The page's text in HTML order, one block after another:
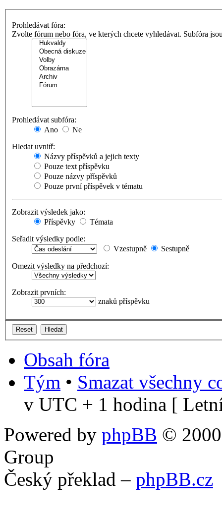
Prohledávat fóra:
Zvolte fórum nebo fóra, ve kterých chcete vyhledávat. Subfóra
Prohledávat subfóra:
Ano
Ne
Hledat uvnitř:
Názvy příspěvků a jejich texty
Pouze text příspěvku
Pouze názvy příspěvků
Pouze první příspěvek v tématu
Zobrazit výsledek jako:
Příspěvky
Témata
Seřadit výsledky podle:
Vzestupně
Sestupně
Omezit výsledky na předchozí:
Zobrazit prvních:
znaků příspěvku
Obsah fóra
Tým • Smazat všechny
v UTC + 1 hodina [
Powered by phpBB ©
Group
Český překlad – phpBB.cz